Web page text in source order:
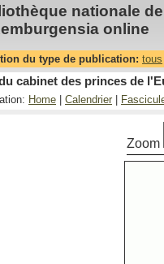
nationale
online
du type de publication: tous
cabinet des princes de
Home Calendrier
Zoom